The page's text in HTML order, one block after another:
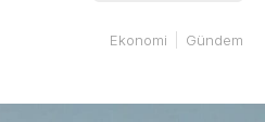
Ekonomi Gündem